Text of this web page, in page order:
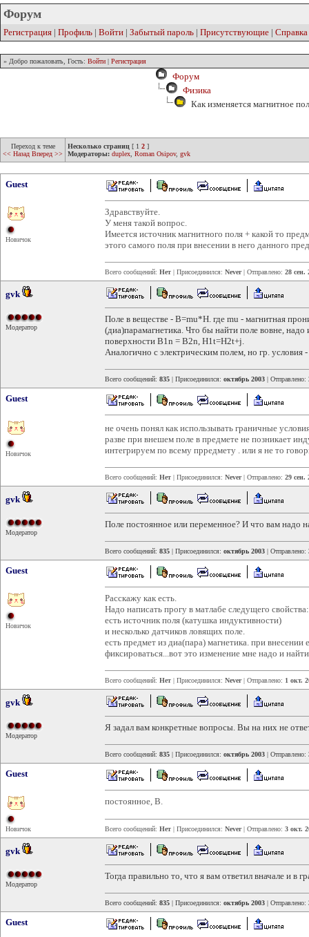
Форум
Регистрация | Профиль | Войти | Забытый пароль | Присутствующие | Справка
» Добро пожаловать, Гость: Войти | Регистрация
Форум
Физика
Как изменяется магнитное
Переход к теме
<< Назад Вперед >>
Несколько страниц [ 1 2 ]
Модераторы: duplex Roman Osipov, gvk
Guest
Новичок
Здравствуйте.
У меня такой вопрос.
Имеется источник магнитного поля + какой то
этого самого поля при внесении в него данного
Всего сообщений: Нет | Присоединился: Never| Отправлено: 28 сен.
gvk
Модератор
Поле в веществе - B=mu*H. где mu - магнитная
(диа)парамагнетика. Что бы найти поле вовне, надо
поверхности B1n = B2n, H1t=H2t+j.
Аналогично с электрическим полем, но гр. условия
Всего сообщений: 835 | Присоединился: октябрь 2003 | Отправлено:
Guest
Новичок
не очень понял как использывать граничные
разве при внешем поле в предмете не позникает
интегрируем по всему прредмету . или я не то
Всего сообщений: Нет | Присоединился: Never| Отправлено: 29 сен.
gvk
Модератор
Поле постоянное или переменное? И что вам надо
Всего сообщений: 835 | Присоединился: октябрь 2003 | Отправлено:
Guest
Новичок
Расскажу как есть.
Надо написать прогу в матлабе следущего свойства:
есть источник поля (катушка индуктивности)
и несколько датчиков ловящих поле.
есть предмет из диа(пара) магнетика. при внесении
фиксироваться...вот это изменение мне надо и
Всего сообщений: Нет | Присоединился: Never| Отправлено: 1 окт.
gvk
Модератор
Я задал вам конкретные вопросы. Вы на них не
Всего сообщений: 835 | Присоединился: октябрь 2003 | Отправлено:
Guest
Новичок
постоянное, B.
Всего сообщений: Нет | Присоединился: Never| Отправлено: 3 окт.
gvk
Модератор
Тогда правильно то, что я вам ответил вначале и
Всего сообщений: 835 | Присоединился: октябрь 2003 | Отправлено:
Guest